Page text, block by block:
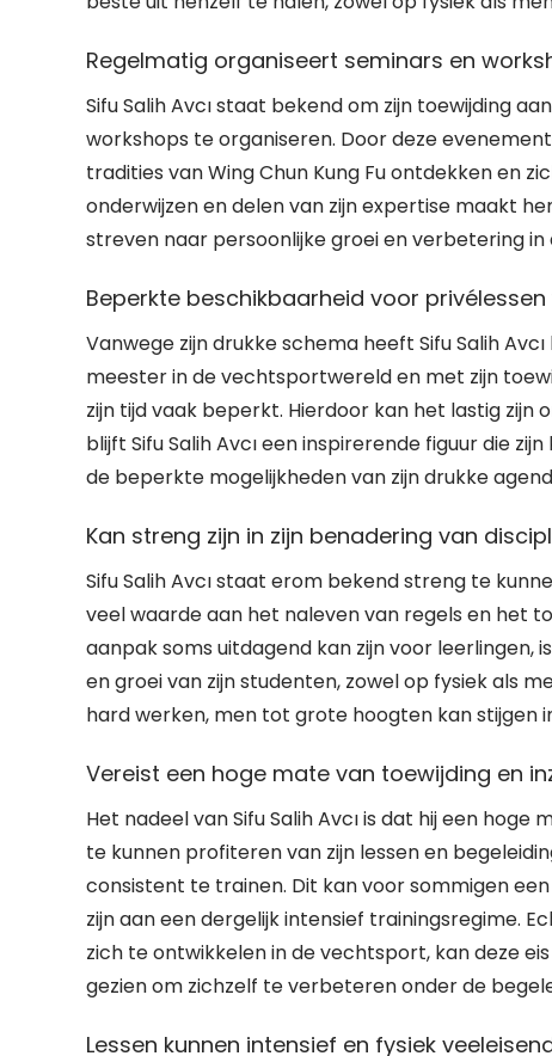
Regelmatig organiseert seminars en
Sifu Salih Avcı staat bekend om zijn toewijding
workshops te organiseren. Door deze
tradities van Wing Chun Kung Fu ontdekken en
onderwijzen en delen van zijn expertise maakt
streven naar persoonlijke groei en verbetering
Beperkte beschikbaarheid voor
Vanwege zijn drukke schema heeft Sifu Salih
meester in de vechtsportwereld en met zijn
zijn tijd vaak beperkt. Hierdoor kan het lastig zijn
blijft Sifu Salih Avcı een inspirerende figuur die
de beperkte mogelijkheden van zijn drukke
Kan streng zijn in zijn benadering van
Sifu Salih Avcı staat erom bekend streng te
veel waarde aan het naleven van regels en het
aanpak soms uitdagend kan zijn voor leerlingen,
en groei van zijn studenten, zowel op fysiek als
hard werken, men tot grote hoogten kan stijgen
Vereist een hoge mate van toewijding en
Het nadeel van Sifu Salih Avcı is dat hij een
te kunnen profiteren van zijn lessen en
consistent te trainen. Dit kan voor sommigen
zijn aan een dergelijk intensief trainingsregime.
zich te ontwikkelen in de vechtsport, kan deze
gezien om zichzelf te verbeteren onder de
Lessen kunnen intensief en fysiek